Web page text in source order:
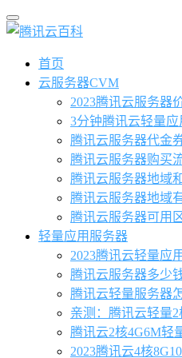
首页
云服务器CVM
2023腾讯云服务器
3分钟腾讯云轻量
腾讯云服务器代金
腾讯云服务器购买
腾讯云服务器地域
腾讯云服务器地域
腾讯云服务器可用
轻量应用服务器
2023腾讯云轻量应
腾讯云服务器多少
腾讯云轻量服务器
亲测：腾讯云轻量
腾讯云2核4G6M轻
2023腾讯云4核